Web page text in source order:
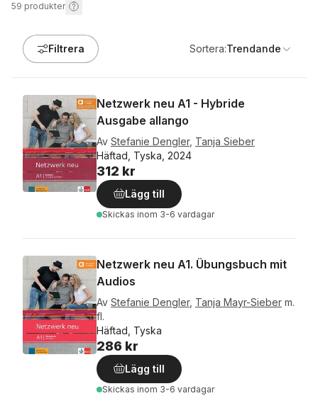
59 produkter
Filtrera Sortera:Trendande
Netzwerk neu A1 - Hybride
Ausgabe allango
Av Stefanie Dengler, Tanja Sieber
Häftad, Tyska, 2024
312 kr
Lägg till
Skickas inom 3-6 vardagar
Netzwerk neu A1. Übungsbuch mit
Audios
Av Stefanie Dengler, Tanja Mayr-Sieber m.
fl.
Häftad, Tyska
286 kr
Lägg till
Skickas inom 3-6 vardagar